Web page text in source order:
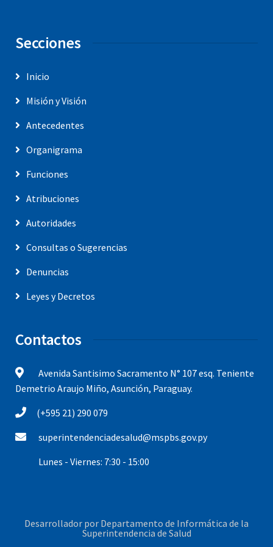
Secciones
Inicio
Misión y Visión
Antecedentes
Organigrama
Funciones
Atribuciones
Autoridades
Consultas o Sugerencias
Denuncias
Leyes y Decretos
Contactos
Avenida Santisimo Sacramento N° 107 esq. Teniente
Demetrio Araujo Miño, Asunción, Paraguay.
(+595 21) 290 079
superintendenciadesalud@mspbs.gov.py
Lunes - Viernes: 7:30 - 15:00
Desarrollador por Departamento de Informática de la
Superintendencia de Salud